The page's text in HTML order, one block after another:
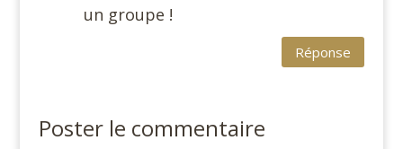
un groupe !
Réponse
Poster le commentaire